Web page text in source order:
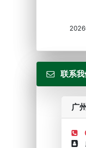
联系我
广